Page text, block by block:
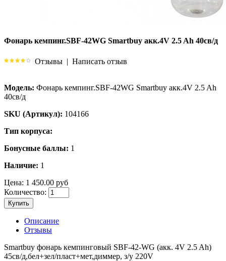
Фонарь кемпинг.SBF-42WG Smartbuy акк.4V 2.5 Ah 40св/д
Отзывы | Написать отзыв
Модель: Фонарь кемпинг.SBF-42WG Smartbuy акк.4V 2.5 Ah
40св/д
SKU (Артикул): 104166
Тип корпуса:
Бонусные баллы: 1
Наличие: 1
Цена: 1 450.00 руб
Количество:
Купить
Описание
Отзывы
Smartbuy фонарь кемпинговый SBF-42-WG (акк. 4V 2.5 Ah)
45св/д,бел+зел/пласт+мет,диммер, з/у 220V